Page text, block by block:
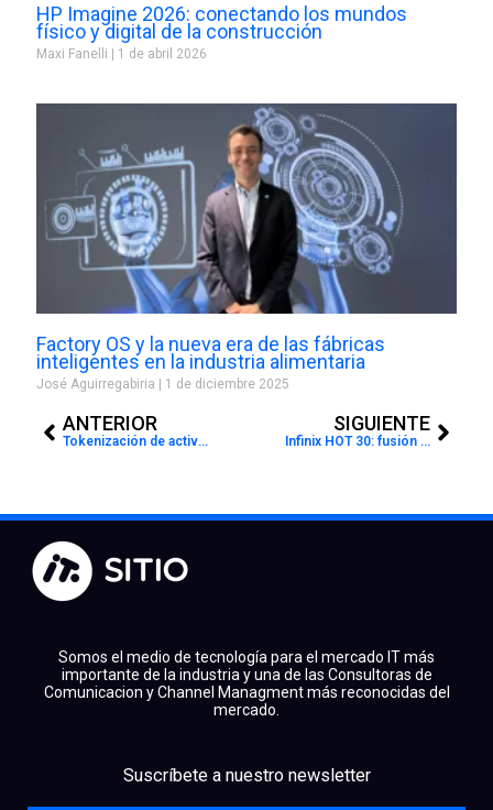
HP Imagine 2026: conectando los mundos
físico y digital de la construcción
Maxi Fanelli 1 de abril 2026
Factory OS y la nueva era de las fábricas
inteligentes en la industria alimentaria
José Aguirregabiria 1 de diciembre 2025
ANTERIOR
Tokenización de activos, una nueva manera de dar valor a los bienes
SIGUIENTE
Infinix HOT 30: fusión de gaming y tecnología
Somos el medio de tecnología para el mercado IT más
importante de la industria y una de las Consultoras de
Comunicacion y Channel Managment más reconocidas del
mercado.
Suscríbete a nuestro newsletter
linkedinyoutubeinstagram
spotify